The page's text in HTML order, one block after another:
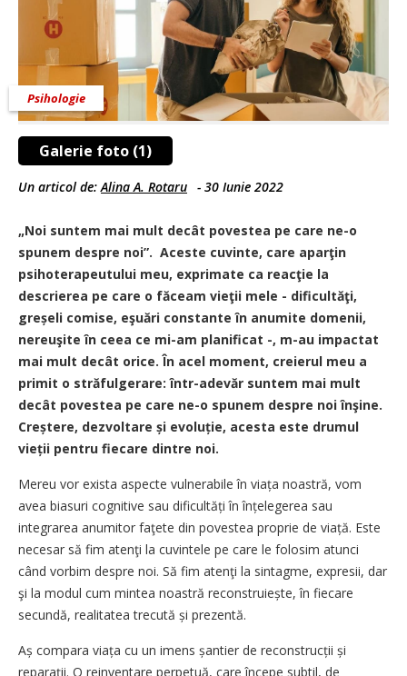
Galerie foto (1)
Psihologie
Un articol de:Alina A. Rotaru - 30 Iunie 2022
„Noi suntem mai mult decât povestea pe care ne-o
spunem despre noi”. Aceste cuvinte, care aparţin
psihoterapeutului meu, exprimate ca reacţie la
descrierea pe care o făceam vieţii mele - dificultăţi,
greșeli comise, eşuări constante în anumite domenii,
nereuşite în ceea ce mi-am planificat -, m-au impactat
mai mult decât orice. În acel moment, creierul meu a
primit o străfulgerare: într-adevăr suntem mai mult
decât povestea pe care ne-o spunem despre noi înşine.
Creștere, dezvoltare și evoluție, acesta este drumul
vieții pentru fiecare dintre noi.
Mereu vor exista aspecte vulnerabile în viața noastră, vom
avea biasuri cognitive sau dificultăți în înțele­ge­rea sau
integrarea anumitor faţete din povestea proprie de viață. Este
necesar să fim atenţi la cuvintele pe care le folosim atunci
când vorbim despre noi. Să fim atenţi la sintagme, expresii, dar
şi la modul cum mintea noastră reconstruiește, în fiecare
secundă, realitatea trecută și prezentă.
Aș compara viața cu un imens șantier de reconstrucții și
reparații. O reinventare perpetuă, care începe subtil, de